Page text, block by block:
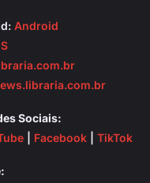
Android
Sociais:
Facebook TikTok